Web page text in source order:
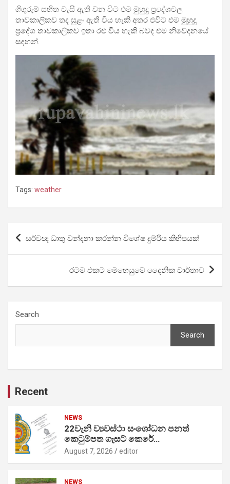
ගිගුරුම් සහිත වැසි ඇති වන විට එම මුහුදු ප්‍රදේශවල
තාවකාලිකව තද සුළං ඇති විය හැකි අතර එවිට එම මුහුදු
ප්‍රදේශ තාවකාලිකව ඉතා රළු විය හැකි බවද එම නිවේදනයේ
සඳහන්.
Tags: weather
Post
navigation
සර්වඥ ධාතු වන්දනා කරන්න විශේෂ දුම්රිය කිහිපයක්
රටම එකට මෙහෙයුමේ දෛනික වාර්තාව
Search
Search
Recent
NEWS
22වැනි ව්‍යවස්ථා සංශෝධන පනත්
කෙටුම්පත ගැසට් කෙරේ…
August 7, 2026 editor
NEWS